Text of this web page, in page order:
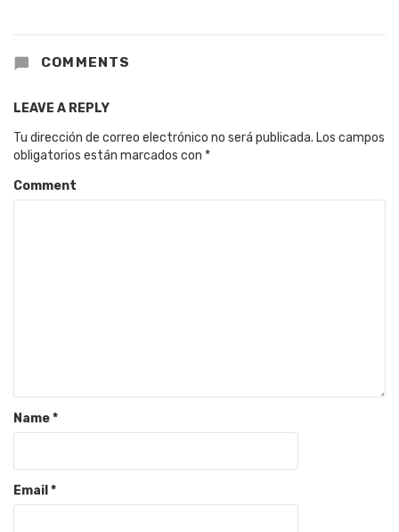
COMMENTS
LEAVE A REPLY
Tu dirección de correo electrónico no será publicada. Los campos
obligatorios están marcados con *
Comment
Name*
Email*